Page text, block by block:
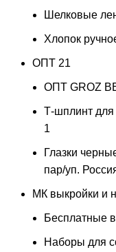
Шелковые
Хлопок
ОПТ 21
ОПТ GROZ
Т-шплинт для
1
Глазки
пар/уп.
МК выкройки и
Бесплатные
Наборы для